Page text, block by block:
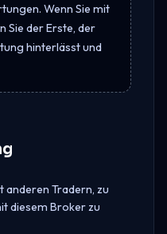
Wenn Sie mit
Sie der Erste, der
hinterlässt und
anderen Tradern, zu
diesem Broker zu